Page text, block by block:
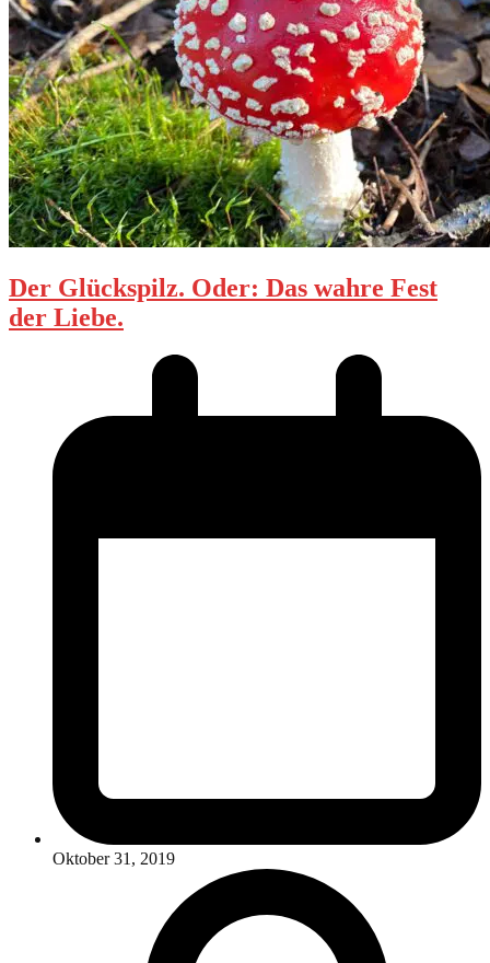
Der Glückspilz. Oder: Das wahre Fest
der Liebe.
Oktober 31, 2019